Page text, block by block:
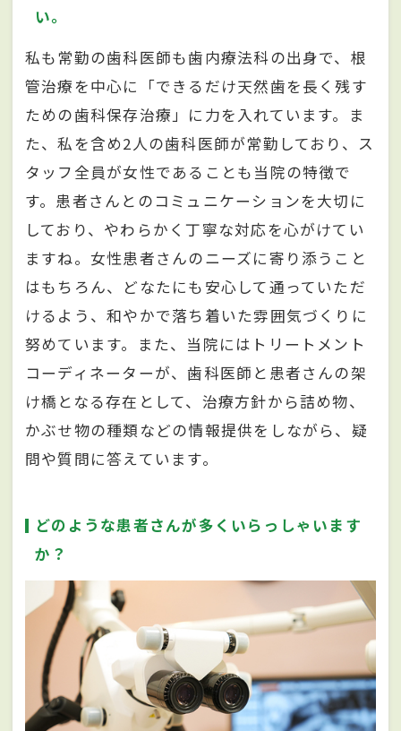
い。
私も常勤の歯科医師も歯内療法科の出身で、根
管治療を中心に「できるだけ天然歯を長く残す
ための歯科保存治療」に力を入れています。ま
た、私を含め2人の歯科医師が常勤しており、ス
タッフ全員が女性であることも当院の特徴で
す。患者さんとのコミュニケーションを大切に
しており、やわらかく丁寧な対応を心がけてい
ますね。女性患者さんのニーズに寄り添うこと
はもちろん、どなたにも安心して通っていただ
けるよう、和やかで落ち着いた雰囲気づくりに
努めています。また、当院にはトリートメント
コーディネーターが、歯科医師と患者さんの架
け橋となる存在として、治療方針から詰め物、
かぶせ物の種類などの情報提供をしながら、疑
問や質問に答えています。
どのような患者さんが多くいらっしゃいます
か？